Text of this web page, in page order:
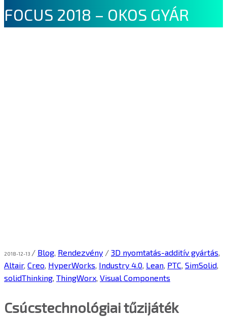
FOCUS 2018 – OKOS GYÁR
2018-12-13 / Blog, Rendezvény / 3D nyomtatás-additív gyártás,
Altair, Creo, HyperWorks, Industry 4.0, Lean, PTC, SimSolid,
solidThinking, ThingWorx, Visual Components
Csúcstechnológiai tűzijáték